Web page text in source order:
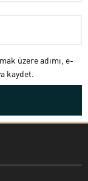
üzere adımı, e-
kaydet.